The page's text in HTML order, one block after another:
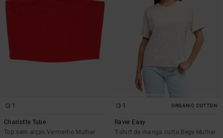
1
Charlotte Tube
Top sem alças Vermelho Mulher
1 ORGANIC COTTON
Raver Easy
T-shirt de manga curta Bege Mulher